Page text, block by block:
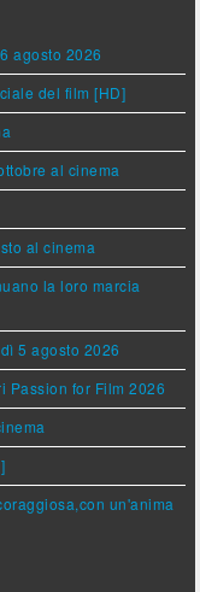
agosto 2026
del film [HD]
al cinema
al cinema
la loro marcia
5 agosto 2026
Passion for Film 2026
un'anima